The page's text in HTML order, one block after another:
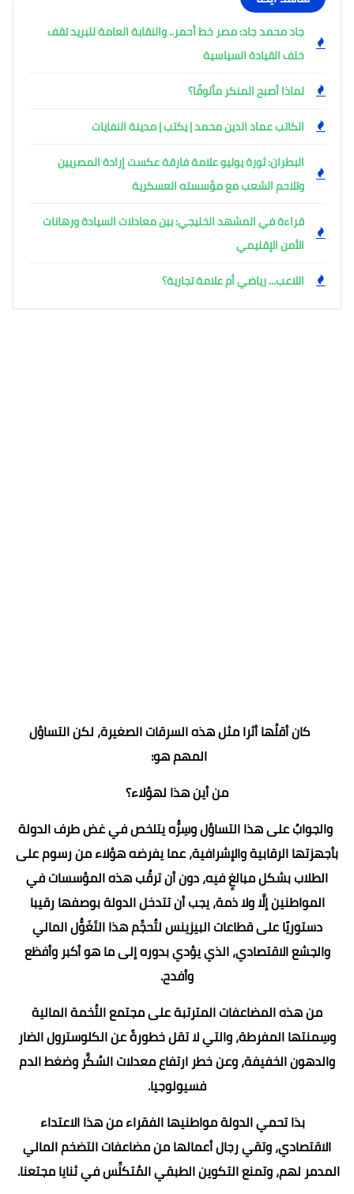
جاد محمد جاد: مصر خط أحمر.. والنقابة العامة للبريد تقف
خلف القيادة السياسية
لماذا أصبح المنكر مألوفًا؟
الكاتب عماد الدين محمد | يكتب | مدينة النفايات
البطران: ثورة يوليو علامة فارقة عكست إرادة المصريين
وتلاحم الشعب مع مؤسسته العسكرية
قراءة في المشهد الخليجي: بين معادلات السيادة ورهانات
الأمن الإقليمي
اللاعب... رياضي أم علامة تجارية؟
كان أقلُها أثرا مثل هذه السرقات الصغيرة، لكن التساؤل
المهم هو:
من أين هذا لهؤلاء؟
والجوابُ على هذا التساؤل وسِرُّه يتلخص في غض طرف الدولة
بأجهزتها الرقابية والإشرافية، عما يفرضه هؤلاء من رسوم على
الطلاب بشكل مبالغٍ فيه، دون أن ترقُب هذه المؤسسات في
المواطنين إلَّا ولا ذمة، يجب أن تتدخل الدولة بوصفها رقيبا
دستوريًا على قطاعات البيزينس لتُحجِّم هذا التَغَوُّل المالي
والجشع الاقتصادي، الذي يؤدي بدوره إلى ما هو أكبر وأفظع
وأفدح.
من هذه المضاعفات المترتبة على مجتمع التُخمة المالية
وسِمنتها المفرطة، والتي لا تقل خطورةً عن الكلوسترول الضار
والدهون الخفيفة، وعن خطر ارتفاع معدلات السُكَّر وضغط الدم
فسيولوجيا.
بذا تحمي الدولة مواطنيها الفقراء من هذا الاعتداء
الاقتصادي، وتقي رجال أعمالها من مضاعفات التضخم المالي
المدمر لهم، وتمنع التكوين الطبقي المُتكلِّس في ثنايا مجتعنا.